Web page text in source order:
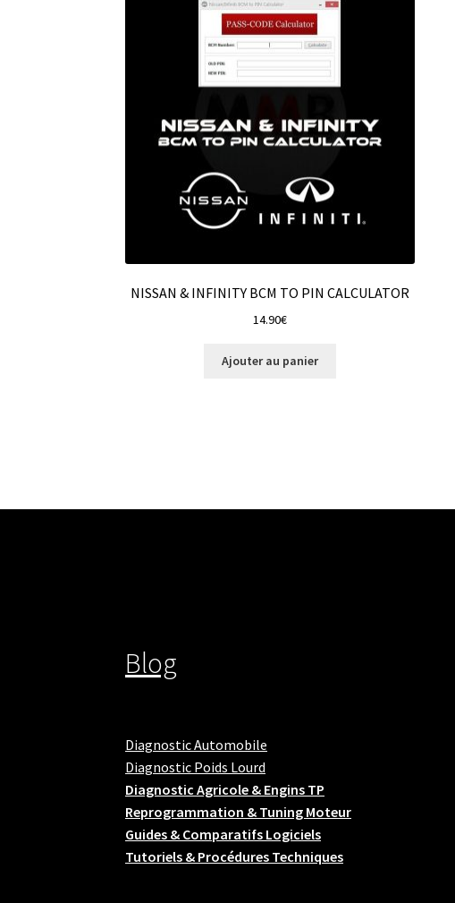
NISSAN & INFINITY BCM TO PIN CALCULATOR
14.90€
Ajouter au panier
Blog
Diagnostic Automobile
Diagnostic Poids Lourd
Diagnostic Agricole & Engins TP
Reprogrammation & Tuning Moteur
Guides & Comparatifs Logiciels
Tutoriels & Procédures Techniques